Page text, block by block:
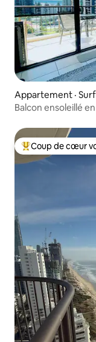
Appartement ·
Balcon ensoleillé
Coup de cœur
Coup de cœur